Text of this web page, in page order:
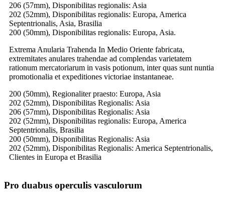
206 (57mm), Disponibilitas regionalis: Asia
202 (52mm), Disponibilitas regionalis: Europa, America
Septentrionalis, Asia, Brasilia
200 (50mm), Disponibilitas regionalis: Europa, Asia.
Extrema Anularia Trahenda In Medio Oriente fabricata,
extremitates anulares trahendae ad complendas varietatem
rationum mercatoriarum in vasis potionum, inter quas sunt nuntia
promotionalia et expeditiones victoriae instantaneae.
200 (50mm), Regionaliter praesto: Europa, Asia
202 (52mm), Disponibilitas Regionalis: Asia
206 (57mm), Disponibilitas Regionalis: Asia
202 (52mm), Disponibilitas regionalis: Europa, America
Septentrionalis, Brasilia
200 (50mm), Disponibilitas Regionalis: Asia
202 (52mm), Disponibilitas Regionalis: America Septentrionalis,
Clientes in Europa et Brasilia
Pro duabus operculis vasculorum